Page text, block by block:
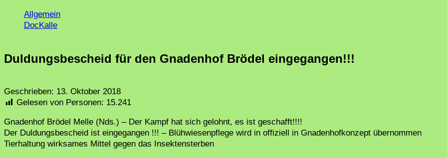
Allgemein
DocKalle
Duldungsbescheid für den Gnadenhof Brödel eingegangen!!!
Geschrieben: 13. Oktober 2018
Gelesen von Personen: 15.241
Gnadenhof Brödel Melle (Nds.) – Der Kampf hat sich gelohnt, es ist geschafft!!!!
Der Duldungsbescheid ist eingegangen !!! – Blühwiesenpflege wird in offiziell in Gnadenhofkonzept übernommen
Tierhaltung wirksames Mittel gegen das Insektensterben